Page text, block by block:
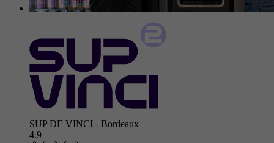
SUP DE VINCI - Bordeaux
4.9